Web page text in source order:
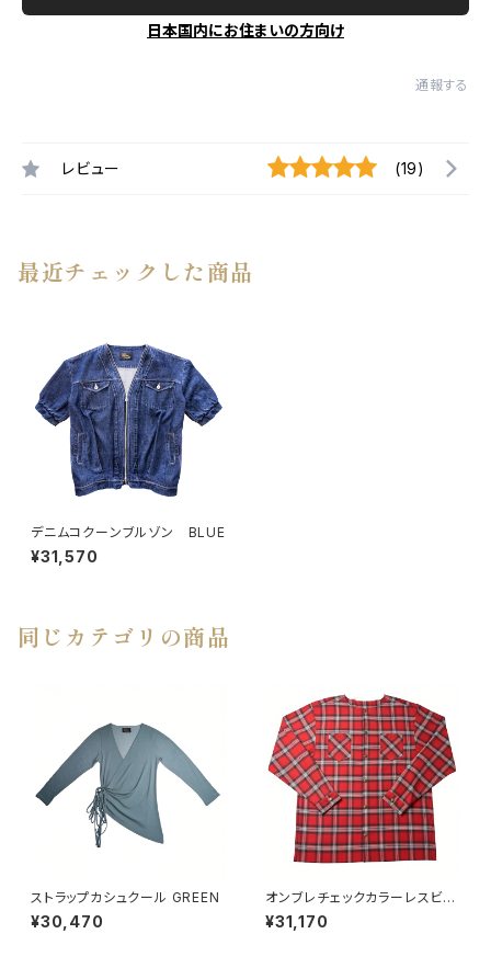
日本国内にお住まいの方向け
通報する
レビュー (19)
最近チェックした商品
デニムコクーンブルゾン BLUE
¥31,570
同じカテゴリの商品
ストラップカシュクール GREEN
¥30,470
オンブレチェックカラーレスビッ
グシャツ RED
¥31,170